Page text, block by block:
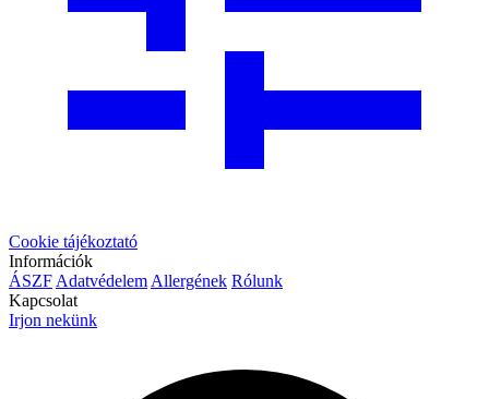
Cookie tájékoztató
Információk
ÁSZF Adatvédelem Allergének Rólunk
Kapcsolat
Irjon nekünk